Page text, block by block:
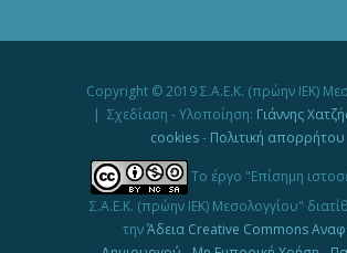
Copyright © 2019 Σ.Α.Ε.Κ. (πρώην ΙΕΚ)
| Σχεδίαση - Υλοποίηση: Γιάννης
cookies- Πολιτική απορρήτου
Το έργο "Επίσημη
Σ.Α.Ε.Κ. (πρώην ΙΕΚ) Μεσολογγίου"
τηνΆδεια Creative Commons